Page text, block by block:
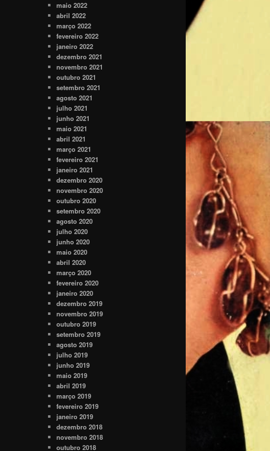
maio 2022
abril 2022
março 2022
fevereiro 2022
janeiro 2022
dezembro 2021
novembro 2021
outubro 2021
setembro 2021
agosto 2021
julho 2021
junho 2021
maio 2021
abril 2021
março 2021
fevereiro 2021
janeiro 2021
dezembro 2020
novembro 2020
outubro 2020
setembro 2020
agosto 2020
julho 2020
junho 2020
maio 2020
abril 2020
março 2020
fevereiro 2020
janeiro 2020
dezembro 2019
novembro 2019
outubro 2019
setembro 2019
agosto 2019
julho 2019
junho 2019
maio 2019
abril 2019
março 2019
fevereiro 2019
janeiro 2019
dezembro 2018
novembro 2018
outubro 2018